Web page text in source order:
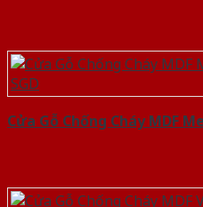
Cửa Gỗ Chống Cháy MDF